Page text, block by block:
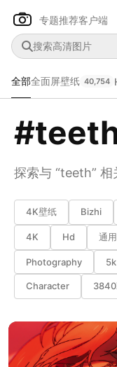
专题推荐客户端
全部全面屏壁纸 40,754
探索与 “teeth” 相
4K壁纸 Bizhi
4K Hd 通用
Photography 5k
Character
Author Name
查看下载分类主色调
发布
未知设备
在主题许可下可
分享